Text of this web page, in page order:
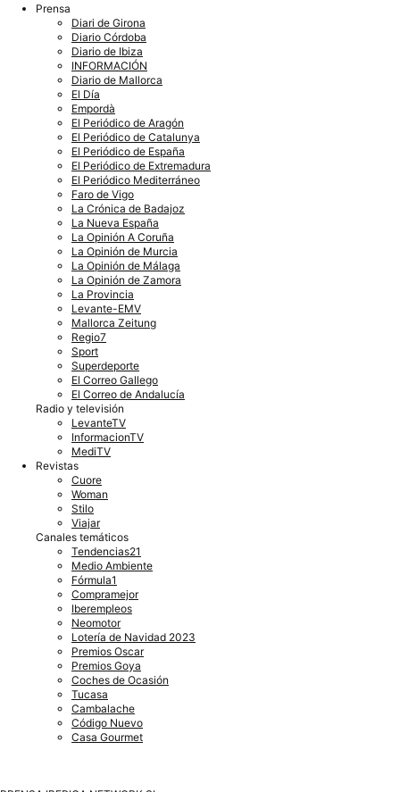
Prensa
Diari de Girona
Diario Córdoba
Diario de Ibiza
INFORMACIÓN
Diario de Mallorca
El Día
Empordà
El Periódico de Aragón
El Periódico de Catalunya
El Periódico de España
El Periódico de Extremadura
El Periódico Mediterráneo
Faro de Vigo
La Crónica de Badajoz
La Nueva España
La Opinión A Coruña
La Opinión de Murcia
La Opinión de Málaga
La Opinión de Zamora
La Provincia
Levante-EMV
Mallorca Zeitung
Regio7
Sport
Superdeporte
El Correo Gallego
El Correo de Andalucía
Radio y televisión
LevanteTV
InformacionTV
MediTV
Revistas
Cuore
Woman
Stilo
Viajar
Canales temáticos
Tendencias21
Medio Ambiente
Fórmula1
Compramejor
Iberempleos
Neomotor
Lotería de Navidad 2023
Premios Oscar
Premios Goya
Coches de Ocasión
Tucasa
Cambalache
Código Nuevo
Casa Gourmet